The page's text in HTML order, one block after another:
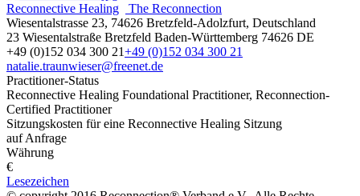
Reconnective Healing
The Reconnection
Wiesentalstrasse 23, 74626 Bretzfeld-Adolzfurt, Deutschland
23 Wiesentalstraße Bretzfeld Baden-Württemberg 74626 DE
+49 (0)152 034 300 21+49 (0)152 034 300 21
natalie.traunwieser@freenet.de
Practitioner-Status
Reconnective Healing Foundational Practitioner, Reconnection-
Certified Practitioner
Sitzungskosten für eine Reconnective Healing Sitzung
auf Anfrage
Währung
€
Lesezeichen